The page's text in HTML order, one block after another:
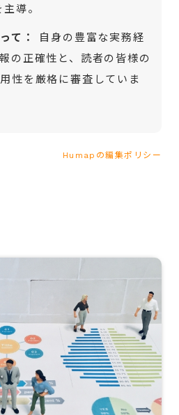
導。
て：
自身の豊富な実務経
の正確性と、読者の皆様の
性を厳格に審査していま
Humapの編集ポリシー